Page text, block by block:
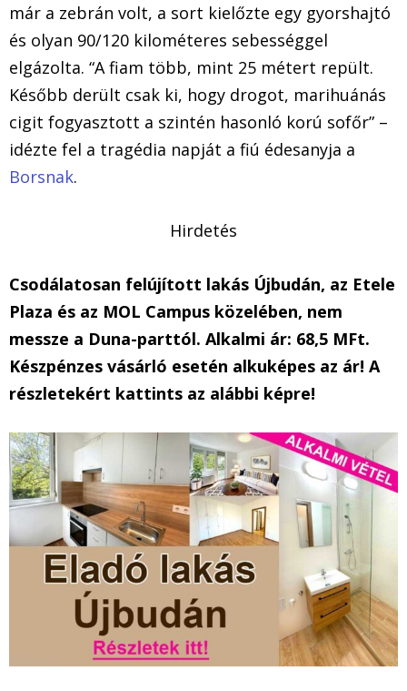
már a zebrán volt, a sort kielőzte egy gyorshajtó
és olyan 90/120 kilométeres sebességgel
elgázolta. “A fiam több, mint 25 métert repült.
Később derült csak ki, hogy drogot, marihuánás
cigit fogyasztott a szintén hasonló korú sofőr” –
idézte fel a tragédia napját a fiú édesanyja a
Borsnak.
Hirdetés
Csodálatosan felújított lakás Újbudán, az Etele
Plaza és az MOL Campus közelében, nem
messze a Duna-parttól. Alkalmi ár: 68,5 MFt.
Készpénzes vásárló esetén alkuképes az ár! A
részletekért kattints az alábbi képre!